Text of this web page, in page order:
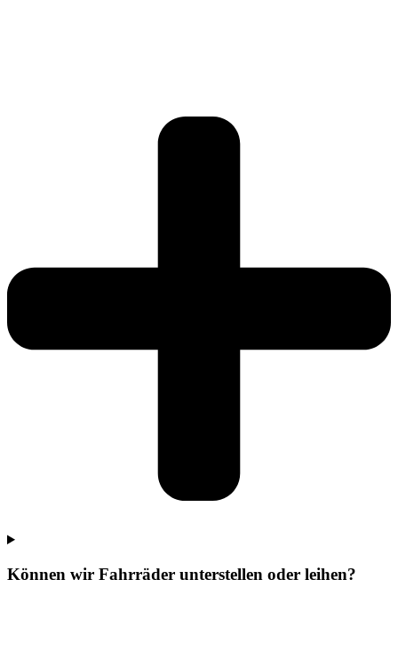
Können wir Fahrräder unterstellen oder leihen?